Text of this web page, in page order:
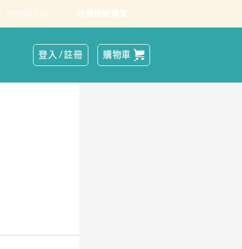
台灣快速購買
登入 / 註冊 購物車